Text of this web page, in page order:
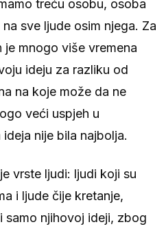
treću osobu, osoba
sve ljude osim njega. Za
mnogo više vremena
ideju za razliku od
na koje može da ne
veći uspjeh u
nije bila najbolja.
vrste ljudi: ljudi koji su
i ljude čije kretanje,
samo njihovoj ideji, zbog